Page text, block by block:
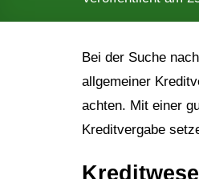
Bei der Suche
allgemeiner
achten. Mit einer
Kreditvergabe